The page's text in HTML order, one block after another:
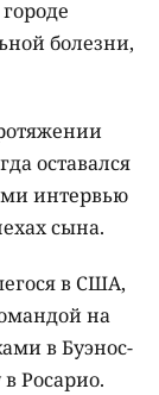
болезни,
оставался
интервью
сына.
в США,
на
в Буэнос-
Росарио.